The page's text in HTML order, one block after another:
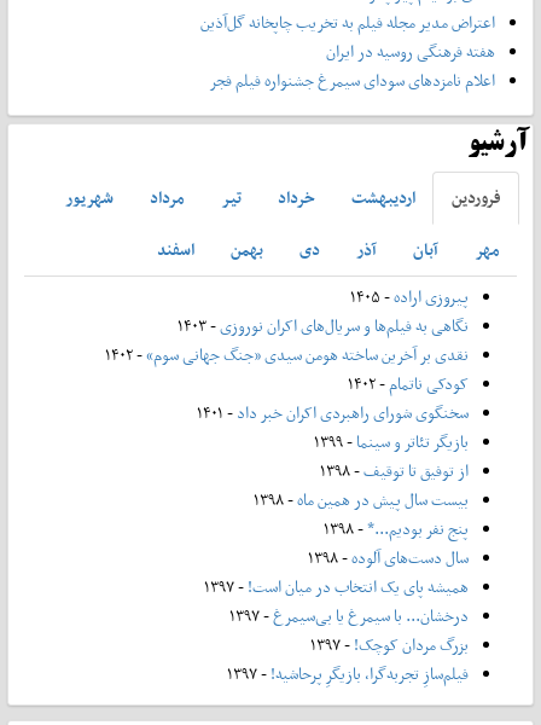
اعتراض مدیر مجله فیلم به تخریب چاپخانه گل‌آذین
هفته فرهنگی روسیه در ایران
اعلام نامزدهای سودای سیمرغ جشنواره فیلم فجر
آرشیو
فروردين ارديبهشت خرداد تير مرداد
شهريور
مهر
آبان آذر دی بهمن
اسفند
پیروزی اراده- ۱۴۰۵
نگاهی به فیلم‌ها و سریال‌های اکران نوروزی- ۱۴۰۳
نقدی بر آخرین ساخته هومن سیدی «جنگ جهانی سوم»- ۱۴۰۲
کودکی ناتمام- ۱۴۰۲
سخنگوی شورای راهبردی اکران خبر داد- ۱۴۰۱
بازیگر تئاتر و سینما- ۱۳۹۹
از توفیق تا توقیف- ۱۳۹۸
بیست سال پیش در همین ماه- ۱۳۹۸
پنج نفر بودیم...*- ۱۳۹۸
سال دست‌های آلوده- ۱۳۹۸
همیشه پای یک انتخاب در میان است!- ۱۳۹۷
درخشان... با سیمرغ یا بی‌سیمرغ- ۱۳۹۷
بزرگ مردان کوچک!- ۱۳۹۷
فیلم‌سازِ تجربه‌گرا، بازیگرِ پرحاشیه!- ۱۳۹۷